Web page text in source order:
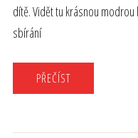
dítě. Vidět tu krásnou
sbírání
PŘEČÍST